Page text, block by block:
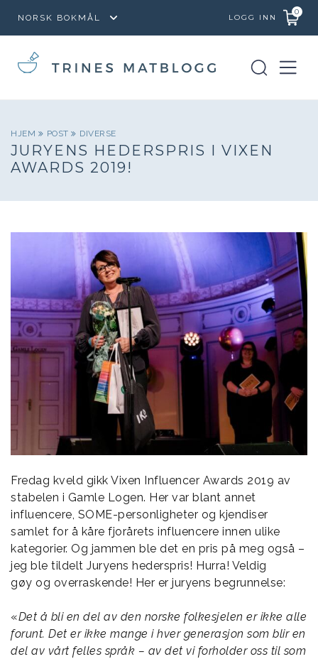
LOGG INN
0
HJEM POST DIVERSE
JURYENS HEDERSPRIS I VIXEN
AWARDS 2019!
Fredag kveld gikk Vixen Influencer Awards 2019 av
stabelen i Gamle Logen. Her var blant annet
influencere, SOME-personligheter og kjendiser
samlet for å kåre fjorårets influencere innen ulike
kategorier. Og jammen ble det en pris på meg også –
jeg ble tildelt Juryens hederspris! Hurra! Veldig
gøy og overraskende! Her er juryens begrunnelse:
«Det å bli en del av den norske folkesjelen er ikke alle
forunt. Det er ikke mange i hver generasjon som blir en
del av vårt felles språk – av det vi forholder oss til som